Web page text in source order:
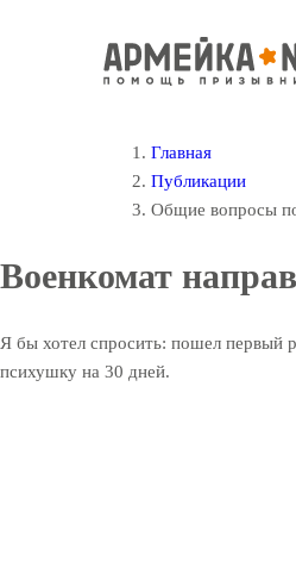
Главная
Публикации
Общие вопросы
Военкомат
Я бы хотел спросить: пошел первый
психушку на 30 дней.